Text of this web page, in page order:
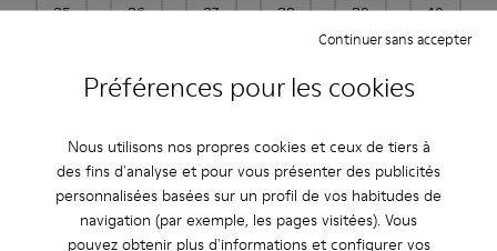
Préférences pour les cookies
Nous utilisons nos propres cookies et ceux de tiers à
des fins d'analyse et pour vous présenter des publicités
personnalisées basées sur un profil de vos habitudes de
navigation (par exemple, les pages visitées). Vous
pouvez obtenir plus d'informations et configurer vos
Continuer sans accepter
35 36 37 38 39 40
Livraison standard gratuite pour les achats de plus de 45€